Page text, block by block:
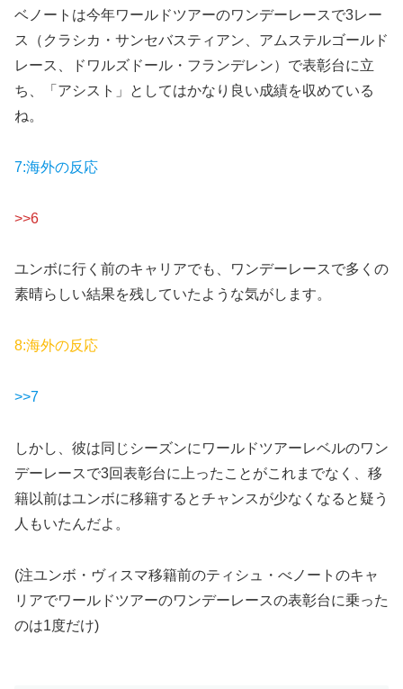
ベノートは今年ワールドツアーのワンデーレースで3レー
ス（クラシカ・サンセバスティアン、アムステルゴールド
レース、ドワルズドール・フランデレン）で表彰台に立
ち、「アシスト」としてはかなり良い成績を収めている
ね。
7:海外の反応
>>6
ユンボに行く前のキャリアでも、ワンデーレースで多くの
素晴らしい結果を残していたような気がします。
8:海外の反応
>>7
しかし、彼は同じシーズンにワールドツアーレベルのワン
デーレースで3回表彰台に上ったことがこれまでなく、移
籍以前はユンボに移籍するとチャンスが少なくなると疑う
人もいたんだよ。
(注ユンボ・ヴィスマ移籍前のティシュ・べノートのキャ
リアでワールドツアーのワンデーレースの表彰台に乗った
のは1度だけ)